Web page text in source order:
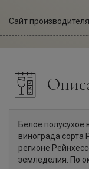
Сайт
Белое полусухое
винограда сорта
регионе
земледелия. По